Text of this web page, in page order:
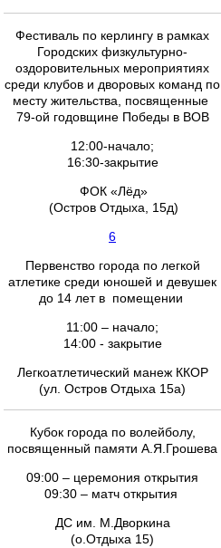
Фестиваль по керлингу в рамках
Городских физкультурно-
оздоровительных мероприятиях
среди клубов и дворовых команд по
месту жительства, посвященные
79-ой годовщине Победы в ВОВ
12:00-начало;
16:30-закрытие
ФОК «Лёд»
(Остров Отдыха, 15д)
6
Первенство города по легкой
атлетике среди юношей и девушек
до 14 лет в помещении
11:00 – начало;
14:00 - закрытие
Легкоатлетический манеж ККОР
(ул. Остров Отдыха 15а)
Кубок города по волейболу,
посвященный памяти А.Я.Грошева
09:00 – церемония открытия
09:30 – матч открытия
ДС им. М.Дворкина
(о.Отдыха 15)